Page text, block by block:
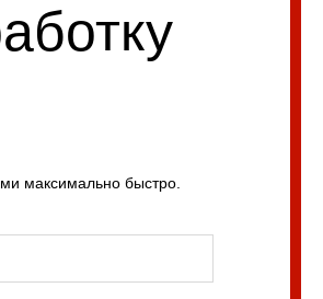
максимально быстро.